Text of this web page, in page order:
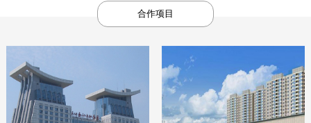
合作项目